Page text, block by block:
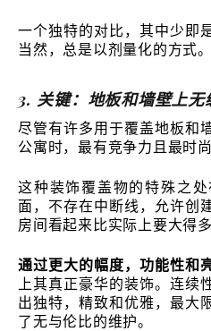
一个独特的对比，其中少即
当然，总是以剂量化的方式。
3. 关键：地板和墙壁上无
尽管有许多用于覆盖地板和
公寓时，最有竞争力且最时
这种装饰覆盖物的特殊之
面，不存在中断线，允许创
房间看起来比实际上要大得多
通过更大的幅度，功能性和
上其真正豪华的装饰。连续
出独特，精致和优雅，最大
了无与伦比的维护。